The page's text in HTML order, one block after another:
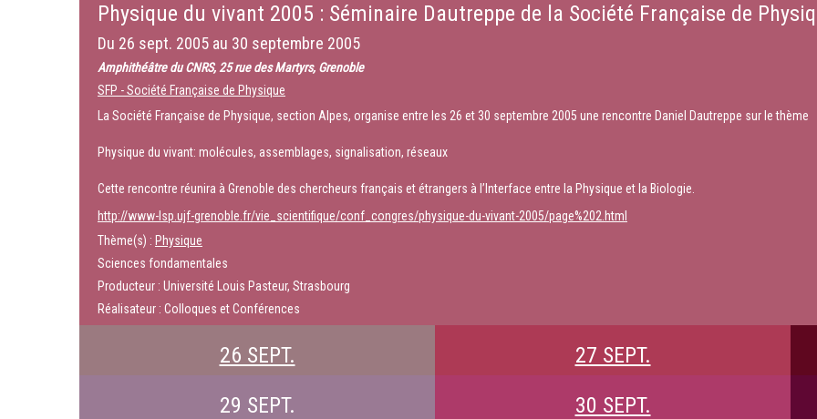
Physique du vivant 2005 : Séminaire Dautreppe de la Société Française de
Du 26 sept. 2005 au 30 septembre 2005
Amphithéâtre du CNRS, 25 rue des Martyrs, Grenoble
SFP - Société Française de Physique
La Société Française de Physique, section Alpes, organise entre les 26 et 30 septembre 2005 une rencontre Daniel Dautreppe sur le thème
Physique du vivant: molécules, assemblages, signalisation, réseaux
Cette rencontre réunira à Grenoble des chercheurs français et étrangers à l’Interface entre la Physique et la Biologie.
http://www-lsp.ujf-grenoble.fr/vie_scientifique/conf_congres/physique-du-vivant-2005/page%202.html
Thème(s) : Physique
Sciences fondamentales
Producteur : Université Louis Pasteur, Strasbourg
Réalisateur : Colloques et Conférences
26 SEPT. 27 SEPT.
29 SEPT.
30 SEPT.